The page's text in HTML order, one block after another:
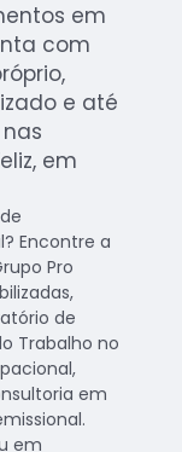
em
com
e até
em
Encontre a
Pro
de
Trabalho no
em
em